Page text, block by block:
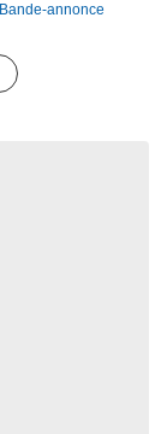
Bande-annonce